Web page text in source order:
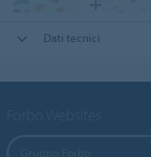
Dati tecnici